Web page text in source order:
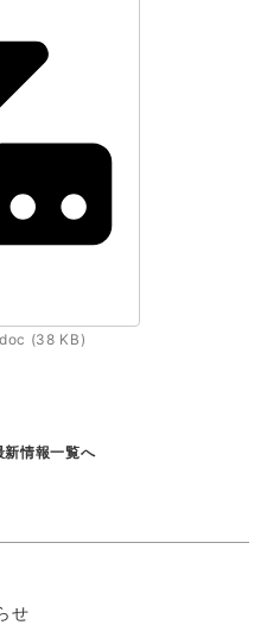
(38 KB)
新情報一覧へ
せ